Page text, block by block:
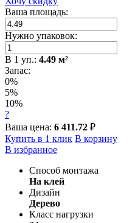
Ваша площадь:
Нужно упаковок:
В 1 уп.: 4.49 м²
Запас:
0%
5%
10%
?
Ваша цена: 6 411.72 ₽
Купить в 1 клик В корзину
В избранное
Способ монтажа
На клей
Дизайн
Дерево
Класс нагрузки